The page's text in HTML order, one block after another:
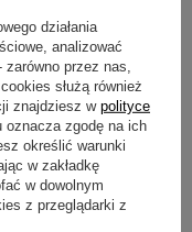
ze szkółki,
niż pozostałe
obrzeża rabat
działania
analizować
przez nas,
służą również
znajdziesz wpolityce
oznacza zgodę na ich
określić warunki
w zakładkę
w dowolnym
z przeglądarki z